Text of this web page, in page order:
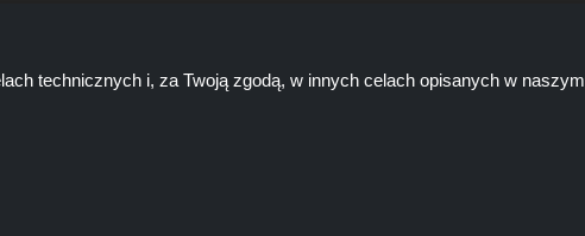
technicznych i, za Twoją zgodą, w innych celach opisanych w naszym